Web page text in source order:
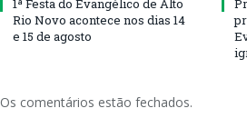
1ª Festa do Evangélico de Alto
Rio Novo acontece nos dias 14
e 15 de agosto
Os comentários estão fechados.